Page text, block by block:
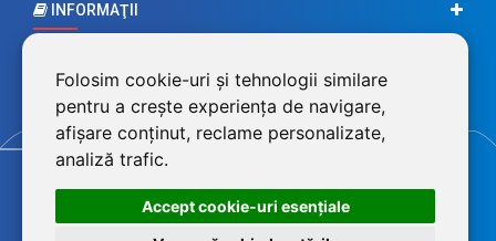
Folosim cookie-uri și tehnologii similare
pentru a crește experiența de navigare,
afișare conținut, reclame personalizate,
analiză trafic.
Accept cookie-uri esenţiale
INFORMAŢII
CONTUL MEU